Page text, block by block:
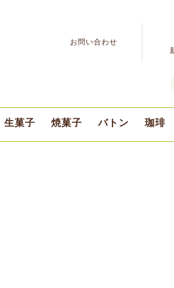
お問い合わせ
生菓子 焼菓子 バトン 珈琲